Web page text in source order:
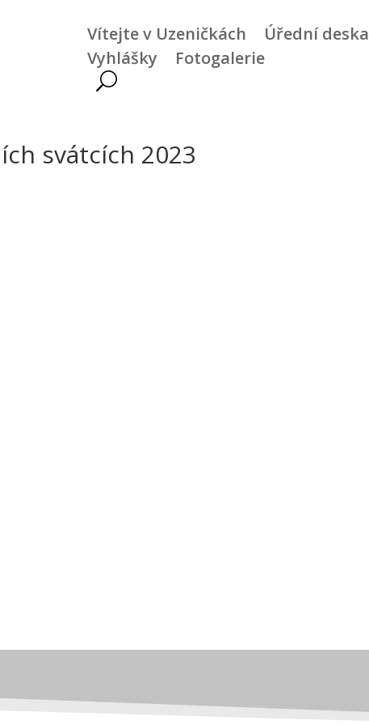
Vítejte v Uzeničkách Úřední deska
Vyhlášky
Fotogalerie
svátcích 2023